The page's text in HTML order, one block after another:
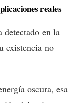
reales
detectado en la
existencia no
oscura, esa